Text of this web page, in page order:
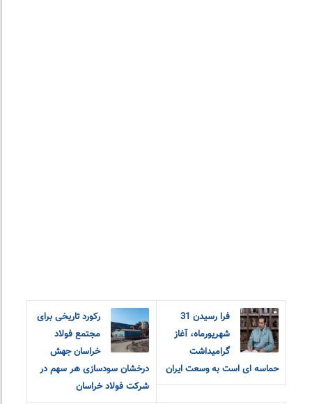
فرا رسیدن 31
شهریورماه، آغاز
گرامیداشت
حماسه ای است به وسعت ایران
رکورد تاریخی برای
مجتمع فولاد
خراسان جهش
درخشان سودسازی هر سهم در
شرکت فولاد خراسان